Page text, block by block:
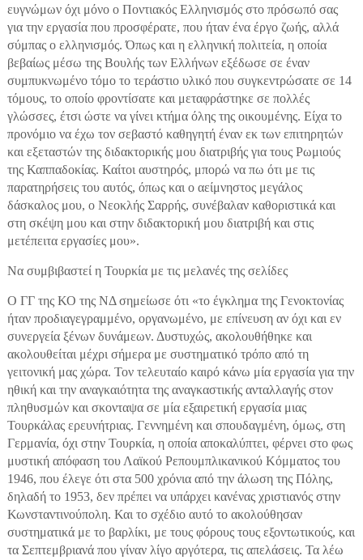
ευγνώμων όχι μόνο ο Ποντιακός Ελληνισμός στο πρόσωπό σας
για την εργασία που προσφέρατε, που ήταν ένα έργο ζωής, αλλά
σύμπας ο ελληνισμός. Όπως και η ελληνική πολιτεία, η οποία
βεβαίως μέσω της Βουλής των Ελλήνων εξέδωσε σε έναν
συμπυκνωμένο τόμο το τεράστιο υλικό που συγκεντρώσατε σε 14
τόμους, το οποίο φροντίσατε και μεταφράστηκε σε πολλές
γλώσσες, έτσι ώστε να γίνει κτήμα όλης της οικουμένης. Είχα το
προνόμιο να έχω τον σεβαστό καθηγητή έναν εκ των επιτηρητών
και εξεταστών της διδακτορικής μου διατριβής για τους Ρωμιούς
της Καππαδοκίας. Καίτοι αυστηρός, μπορώ να πω ότι με τις
παρατηρήσεις του αυτός, όπως και ο αείμνηστος μεγάλος
δάσκαλος μου, ο Νεοκλής Σαρρής, συνέβαλαν καθοριστικά και
στη σκέψη μου και στην διδακτορική μου διατριβή και στις
μετέπειτα εργασίες μου».
Να συμβιβαστεί η Τουρκία με τις μελανές της σελίδες
Ο ΓΓ της ΚΟ της ΝΔ σημείωσε ότι «το έγκλημα της Γενοκτονίας
ήταν προδιαγεγραμμένο, οργανωμένο, με επίνευση αν όχι και εν
συνεργεία ξένων δυνάμεων. Δυστυχώς, ακολουθήθηκε και
ακολουθείται μέχρι σήμερα με συστηματικό τρόπο από τη
γειτονική μας χώρα. Τον τελευταίο καιρό κάνω μία εργασία για την
ηθική και την αναγκαιότητα της αναγκαστικής ανταλλαγής στον
πληθυσμών και σκονταψα σε μία εξαιρετική εργασία μιας
Τουρκάλας ερευνήτριας. Γεννημένη και σπουδαγμένη, όμως, στη
Γερμανία, όχι στην Τουρκία, η οποία αποκαλύπτει, φέρνει στο φως
μυστική απόφαση του Λαϊκού Ρεπουμπλικανικού Κόμματος του
1946, που έλεγε ότι στα 500 χρόνια από την άλωση της Πόλης,
δηλαδή το 1953, δεν πρέπει να υπάρχει κανένας χριστιανός στην
Κωνσταντινούπολη. Και το σχέδιο αυτό το ακολούθησαν
συστηματικά με το βαρλίκι, με τους φόρους τους εξοντωτικούς, και
τα Σεπτεμβριανά που γίναν λίγο αργότερα, τις απελάσεις. Τα λέω